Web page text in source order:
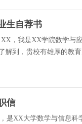
生自荐书
，我是XX学院数学与
解到，贵校有雄厚的教
信
是XX大学数学与信息科